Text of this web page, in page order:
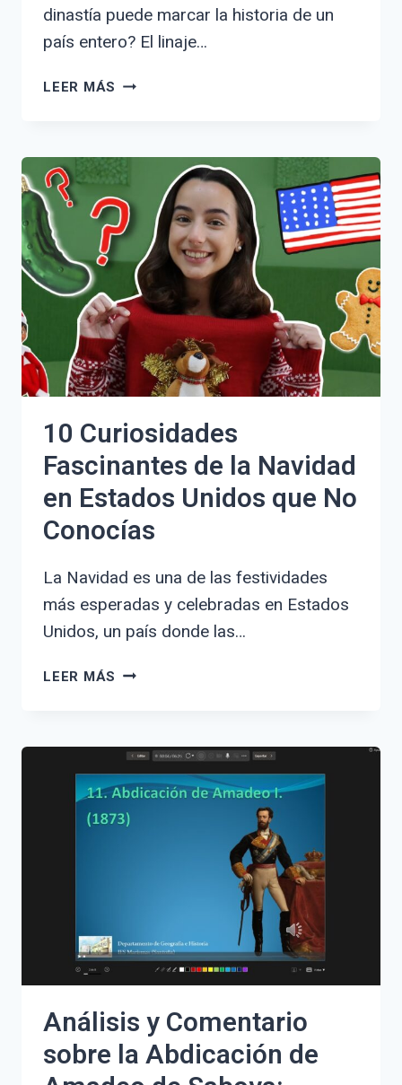
dinastía puede marcar la historia de un
país entero? El linaje…
LEER MÁS DESCUBRE
DE
LOS
AUSTRIAS
EN
ESPAÑA:
HISTORIA
Y
LINAJE
10 Curiosidades
Fascinantes de la Navidad
en Estados Unidos que No
Conocías
La Navidad es una de las festividades
más esperadas y celebradas en Estados
Unidos, un país donde las…
LEER MÁS 10
LA
NAVIDAD
EN
ESTADOS
Análisis y Comentario
sobre la Abdicación de